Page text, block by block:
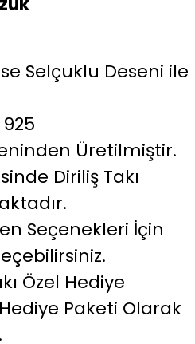
Selçuklu Deseni ile
Üretilmiştir.
Diriliş Takı
Seçenekleri İçin
Özel Hediye
Paketi Olarak